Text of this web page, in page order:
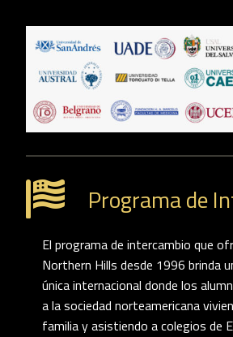
Programa de
El programa de intercambio que
Northern Hills desde 1996 brinda
única internacional donde los
a la sociedad norteamericana
familia y asistiendo a colegios de